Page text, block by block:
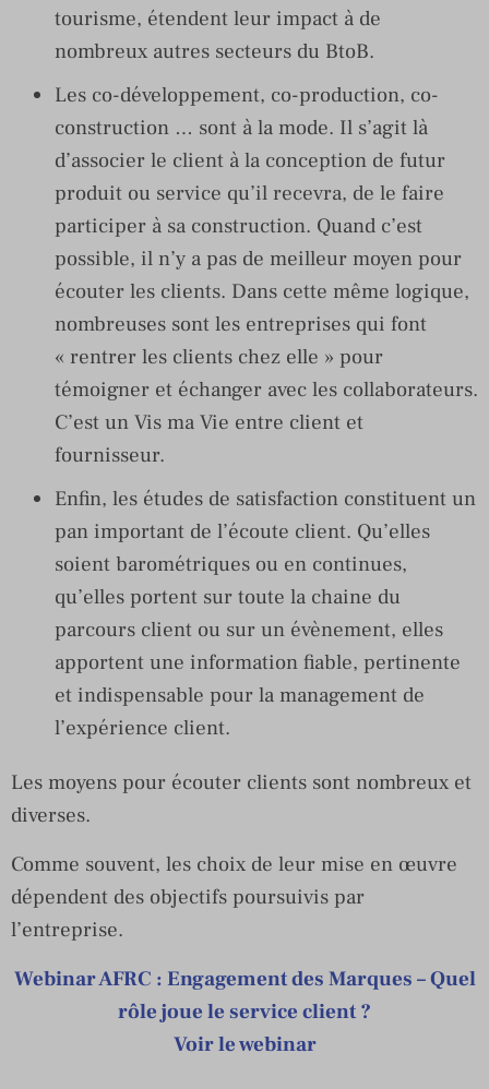
tourisme, étendent leur impact à de
nombreux autres secteurs du BtoB.
Les co-développement, co-production, co-
construction … sont à la mode. Il s’agit là
d’associer le client à la conception de futur
produit ou service qu’il recevra, de le faire
participer à sa construction. Quand c’est
possible, il n’y a pas de meilleur moyen pour
écouter les clients. Dans cette même logique,
nombreuses sont les entreprises qui font
« rentrer les clients chez elle » pour
témoigner et échanger avec les collaborateurs.
C’est un Vis ma Vie entre client et
fournisseur.
Enfin, les études de satisfaction constituent un
pan important de l’écoute client. Qu’elles
soient barométriques ou en continues,
qu’elles portent sur toute la chaine du
parcours client ou sur un évènement, elles
apportent une information fiable, pertinente
et indispensable pour la management de
l’expérience client.
Les moyens pour écouter clients sont nombreux et
diverses.
Comme souvent, les choix de leur mise en œuvre
dépendent des objectifs poursuivis par
l’entreprise.
Webinar AFRC : Engagement des Marques – Quel
rôle joue le service client ?
Voir le webinar